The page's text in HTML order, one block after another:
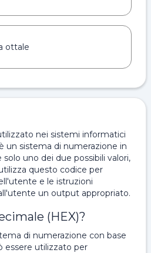
ottale
nei sistemi informatici
un sistema di numerazione in
uno dei due possibili valori,
questo codice per
e le istruzioni
un output appropriato.
(HEX)?
di numerazione con base
essere utilizzato per